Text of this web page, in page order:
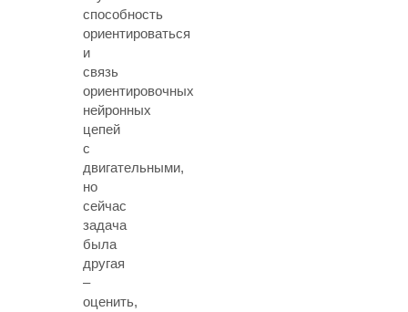
способность
ориентироваться
и
связь
ориентировочных
нейронных
цепей
с
двигательными,
но
сейчас
задача
была
другая
–
оценить,